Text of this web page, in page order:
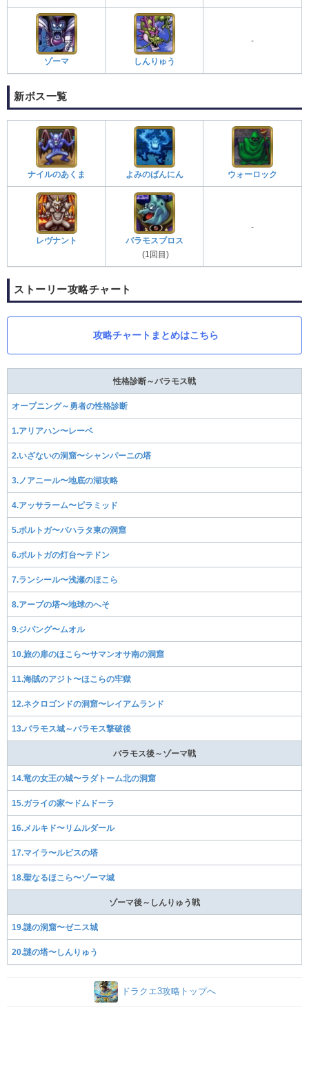
ゾーマ しんりゅう
-
新ボス一覧
ナイルのあくま よみのばんにん ウォーロック
レヴナント
バラモスブロス
(1回目)
-
ストーリー攻略チャート
攻略チャートまとめはこちら
性格診断～バラモス戦
オープニング～勇者の性格診断
1.アリアハン〜レーベ
2.いざないの洞窟〜シャンパーニの塔
3.ノアニール〜地底の湖攻略
4.アッサラーム〜ピラミッド
5.ポルトガ〜バハラタ東の洞窟
6.ポルトガの灯台〜テドン
7.ランシール〜浅瀬のほこら
8.アープの塔〜地球のへそ
9.ジパング〜ムオル
10.旅の扉のほこら〜サマンオサ南の洞窟
11.海賊のアジト〜ほこらの牢獄
12.ネクロゴンドの洞窟〜レイアムランド
13.バラモス城～バラモス撃破後
バラモス後～ゾーマ戦
14.竜の女王の城〜ラダトーム北の洞窟
15.ガライの家〜ドムドーラ
16.メルキド〜リムルダール
17.マイラ〜ルビスの塔
18.聖なるほこら〜ゾーマ城
ゾーマ後～しんりゅう戦
19.謎の洞窟〜ゼニス城
20.謎の塔〜しんりゅう
ドラクエ3攻略トップへ